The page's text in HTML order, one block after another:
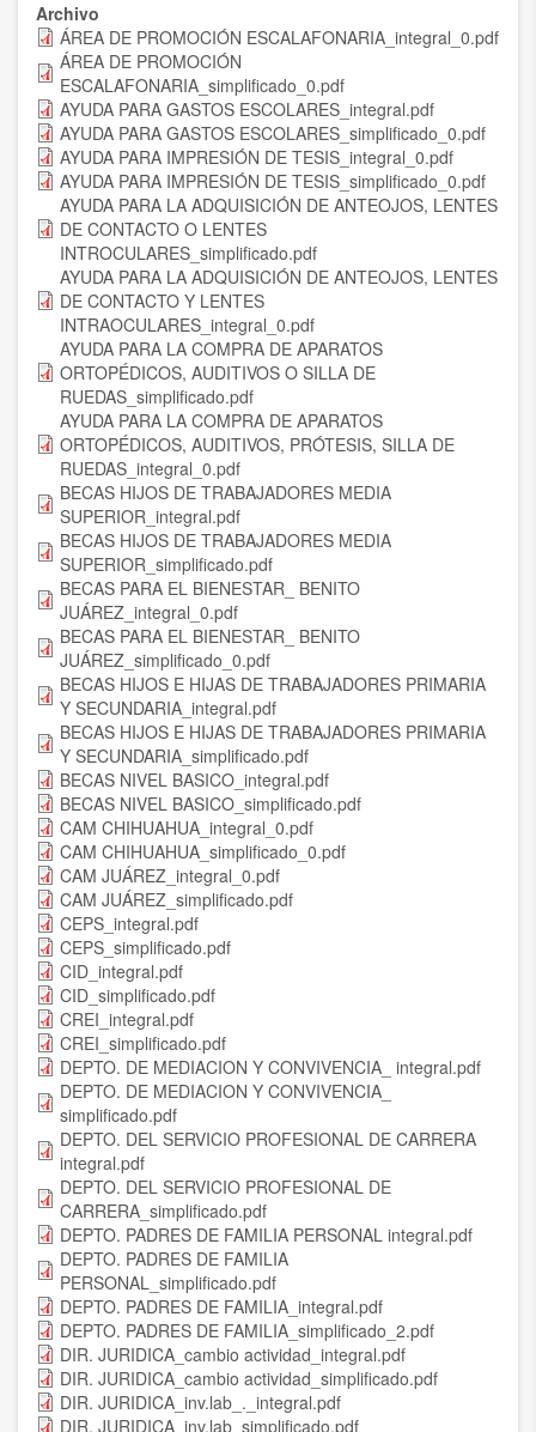
Archivo
ÁREA DE PROMOCIÓN ESCALAFONARIA_integral_0.pdf
ÁREA DE PROMOCIÓN
ESCALAFONARIA_simplificado_0.pdf
AYUDA PARA GASTOS ESCOLARES_integral.pdf
AYUDA PARA GASTOS ESCOLARES_simplificado_0.pdf
AYUDA PARA IMPRESIÓN DE TESIS_integral_0.pdf
AYUDA PARA IMPRESIÓN DE TESIS_simplificado_0.pdf
AYUDA PARA LA ADQUISICIÓN DE ANTEOJOS, LENTES
DE CONTACTO O LENTES
INTROCULARES_simplificado.pdf
AYUDA PARA LA ADQUISICIÓN DE ANTEOJOS, LENTES
DE CONTACTO Y LENTES
INTRAOCULARES_integral_0.pdf
AYUDA PARA LA COMPRA DE APARATOS
ORTOPÉDICOS, AUDITIVOS O SILLA DE
RUEDAS_simplificado.pdf
AYUDA PARA LA COMPRA DE APARATOS
ORTOPÉDICOS, AUDITIVOS, PRÓTESIS, SILLA DE
RUEDAS_integral_0.pdf
BECAS HIJOS DE TRABAJADORES MEDIA
SUPERIOR_integral.pdf
BECAS HIJOS DE TRABAJADORES MEDIA
SUPERIOR_simplificado.pdf
BECAS PARA EL BIENESTAR_ BENITO
JUÁREZ_integral_0.pdf
BECAS PARA EL BIENESTAR_ BENITO
JUÁREZ_simplificado_0.pdf
BECAS HIJOS E HIJAS DE TRABAJADORES PRIMARIA
Y SECUNDARIA_integral.pdf
BECAS HIJOS E HIJAS DE TRABAJADORES PRIMARIA
Y SECUNDARIA_simplificado.pdf
BECAS NIVEL BASICO_integral.pdf
BECAS NIVEL BASICO_simplificado.pdf
CAM CHIHUAHUA_integral_0.pdf
CAM CHIHUAHUA_simplificado_0.pdf
CAM JUÁREZ_integral_0.pdf
CAM JUÁREZ_simplificado.pdf
CEPS_integral.pdf
CEPS_simplificado.pdf
CID_integral.pdf
CID_simplificado.pdf
CREI_integral.pdf
CREI_simplificado.pdf
DEPTO. DE MEDIACION Y CONVIVENCIA_ integral.pdf
DEPTO. DE MEDIACION Y CONVIVENCIA_
simplificado.pdf
DEPTO. DEL SERVICIO PROFESIONAL DE CARRERA
integral.pdf
DEPTO. DEL SERVICIO PROFESIONAL DE
CARRERA_simplificado.pdf
DEPTO. PADRES DE FAMILIA PERSONAL integral.pdf
DEPTO. PADRES DE FAMILIA
PERSONAL_simplificado.pdf
DEPTO. PADRES DE FAMILIA_integral.pdf
DEPTO. PADRES DE FAMILIA_simplificado_2.pdf
DIR. JURIDICA_cambio actividad_integral.pdf
DIR. JURIDICA_cambio actividad_simplificado.pdf
DIR. JURIDICA_inv.lab_._integral.pdf
DIR. JURIDICA_inv.lab_simplificado.pdf